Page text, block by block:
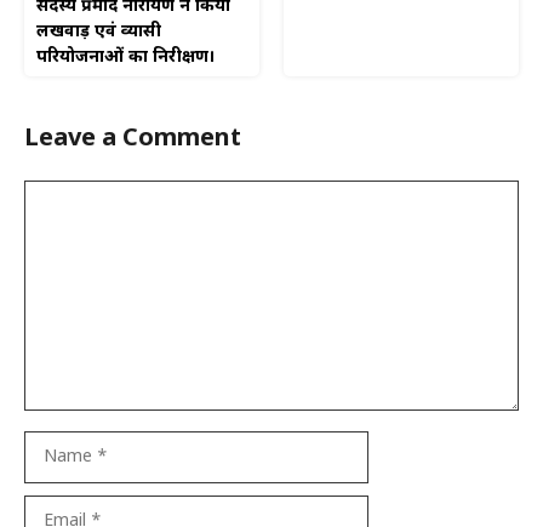
सदस्य प्रमोद नारायण ने किया
लखवाड़ एवं व्यासी
परियोजनाओं का निरीक्षण।
Leave a Comment